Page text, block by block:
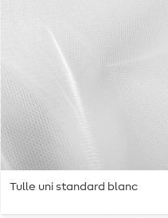
Tulle uni standard blanc